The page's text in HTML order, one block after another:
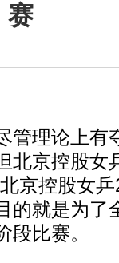
赛
理论上有
北京控股女
京控股女
的就是为了
段比赛。